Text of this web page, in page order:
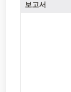
보고서